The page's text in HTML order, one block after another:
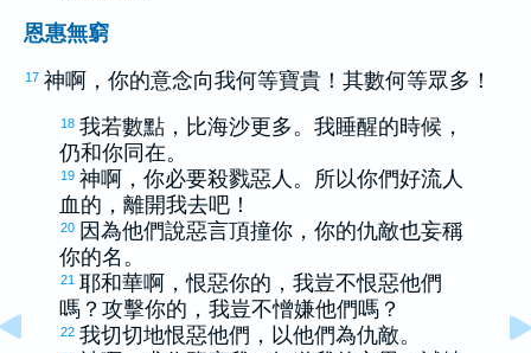
恩惠無窮
17 神啊，你的意念向我何等寶貴！其數何等眾多！
18 我若數點，比海沙更多。我睡醒的時候，
仍和你同在。
19 神啊，你必要殺戮惡人。所以你們好流人
血的，離開我去吧！
20 因為他們說惡言頂撞你，你的仇敵也妄稱
你的名。
21 耶和華啊，恨惡你的，我豈不恨惡他們
嗎？攻擊你的，我豈不憎嫌他們嗎？
22 我切切地恨惡他們，以他們為仇敵。